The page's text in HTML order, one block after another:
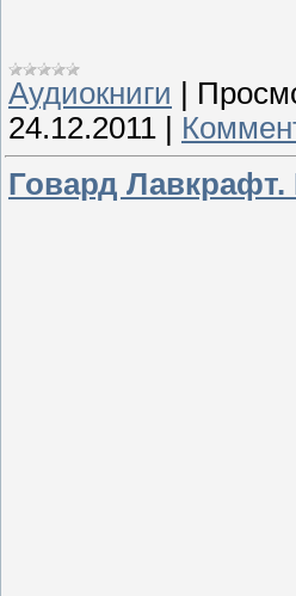
Аудиокниги |
24.12.2011 |
Говард Лавкрафт.